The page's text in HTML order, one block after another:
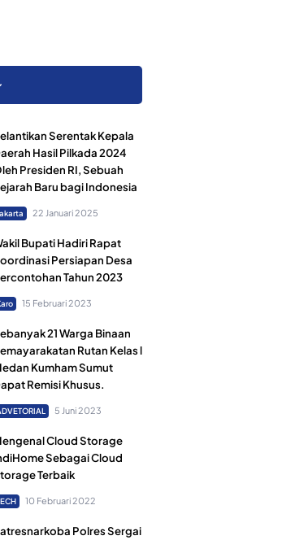
Serentak Kepala
Hasil Pilkada 2024
Presiden RI, Sebuah
Baru bagi Indonesia
22 Januari 2025
Bupati Hadiri Rapat
Persiapan Desa
Tahun 2023
15 Februari 2023
21 Warga Binaan
Rutan Kelas l
Kumham Sumut
Remisi Khusus.
5 Juni 2023
Cloud Storage
Sebagai Cloud
Terbaik
10 Februari 2022
Polres Sergai